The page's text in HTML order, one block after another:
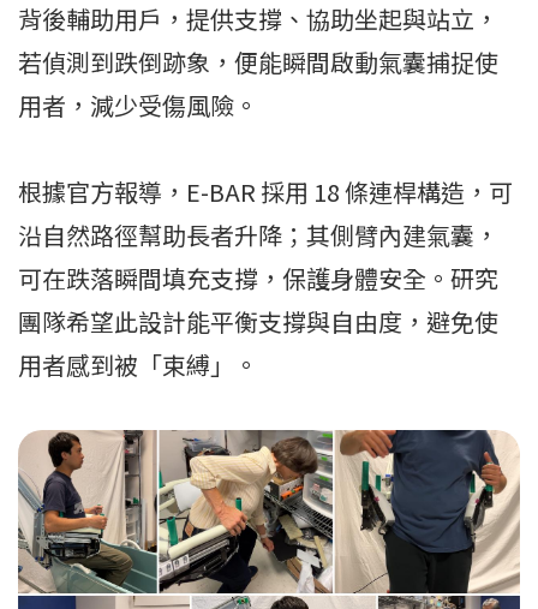
背後輔助用戶，提供支撐、協助坐起與站立，
若偵測到跌倒跡象，便能瞬間啟動氣囊捕捉使
用者，減少受傷風險。
根據官方報導，E-BAR 採用 18 條連桿構造，可
沿自然路徑幫助長者升降；其側臂內建氣囊，
可在跌落瞬間填充支撐，保護身體安全。研究
團隊希望此設計能平衡支撐與自由度，避免使
用者感到被「束縛」。